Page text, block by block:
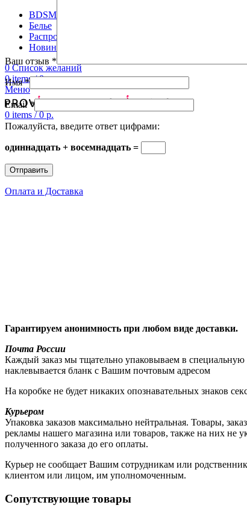
BDSM
Белье
Распродажа
Новинки
0Список желаний
0items / 0р.
Меню
0 items / 0р.
Ваш отзыв *
Имя*
Email*
Пожалуйста, введите ответ цифрами:
одиннадцать + восемнадцать =
Оплата и Доставка
Гарантируем анонимность при любом виде доставки.
Почта России
Каждый заказ мы тщательно упаковываем в специальную
наклевывается бланк с Вашим почтовым адресом
На коробке не будет никаких опознавательных знаков
Курьером
Упаковка заказов максимально нейтральная. Товары,
рекламы нашего магазина или товаров, также на них не
полученного заказа до его оплаты.
Курьер не сообщает Вашим сотрудникам или
клиентом или лицом, им уполномоченным.
Сопутствующие товары